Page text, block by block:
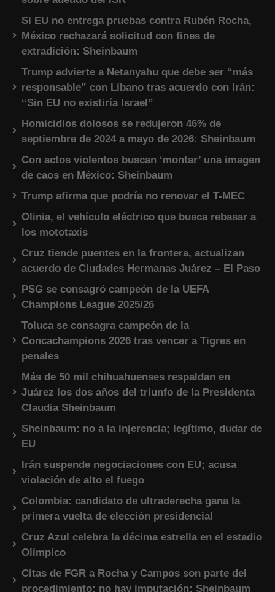
Si EU no entrega pruebas contra Rubén Rocha,
México rechazará solicitud con fines de
extradición: Sheinbaum
Trump advierte a Netanyahu que debe ser “más
responsable” con Líbano tras acuerdo con Irán:
“Sin EU no existiría Israel”
Homicidios dolosos se redujeron 46% de
septiembre de 2024 a mayo de 2026: Sheinbaum
Con actos violentos buscan ‘montar’ una imagen
de caos en México: Sheinbaum
Trump afirma que podría no renovar el T-MEC
Olinia, el vehículo eléctrico que busca rebasar a
los mototaxis
Cruz tiende puentes en la frontera, actualizan
acuerdo de Ciudades Hermanas Juárez – El Paso
PSG se consagró campeón de la UEFA
Champions League 2025/26
Toluca se consagra campeón de la
Concachampions 2026 tras vencer a Tigres en
penales
Más de 50 mil chihuahuenses respaldan en
Juárez los dos años del triunfo de la Presidenta
Claudia Sheinbaum
Sheinbaum: no a la injerencia; legítimo, dudar de
EU
Irán suspende negociaciones con EU; acusa
violación de alto el fuego
Colombia: candidato de ultraderecha gana la
primera vuelta de elección presidencial
Cruz Azul celebra la décima estrella en el estadio
Olímpico
Citas de FGR a Rocha y Campos son parte del
procedimiento; no hay imputación: Sheinbaum